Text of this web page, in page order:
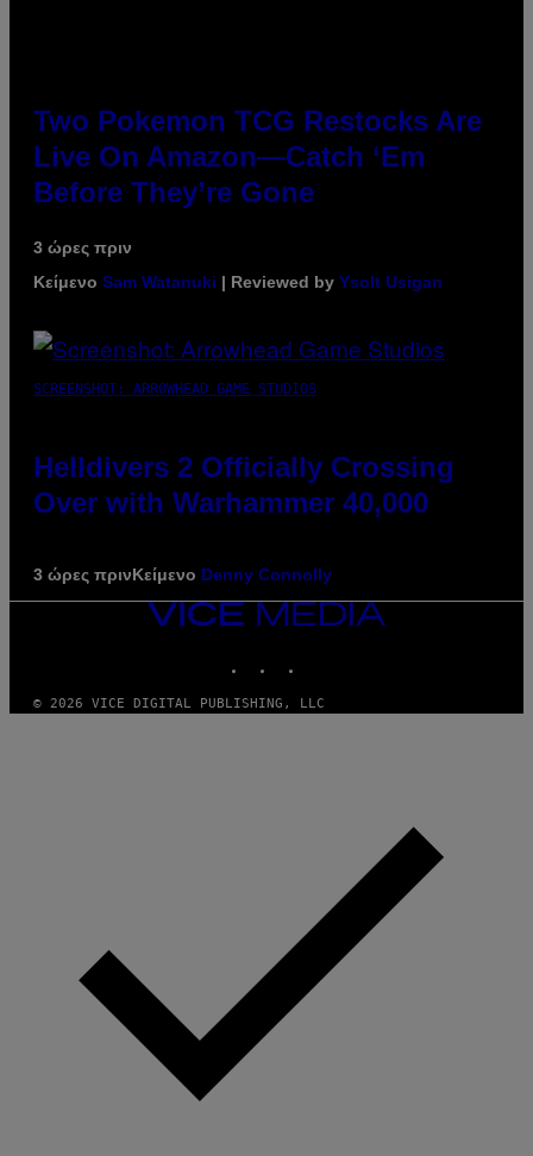
Two Pokemon TCG Restocks Are
Live On Amazon—Catch ‘Em
Before They’re Gone
3 ώρες πριν
Κείμενο Sam Watanuki | Reviewed by Ysolt Usigan
SCREENSHOT: ARROWHEAD GAME STUDIOS
Helldivers 2 Officially Crossing
Over with Warhammer 40,000
3 ώρες πρινΚείμενο Denny Connolly
VICE
MEDIA
© 2026 VICE DIGITAL PUBLISHING, LLC